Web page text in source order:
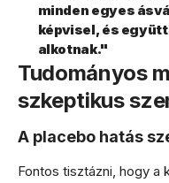
minden egyes
képvisel, és
alkotnak."
Tudományos
szkeptikus
A placebo hatás
Fontos tisztázni, hogy a